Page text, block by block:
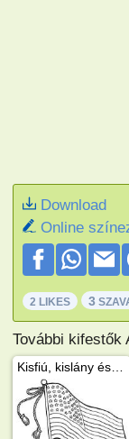
Download
Online
2 LIKES 3
További kifestők